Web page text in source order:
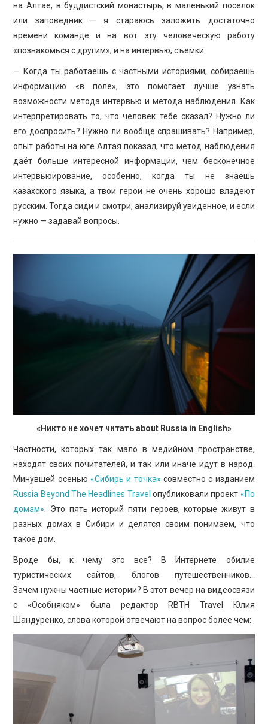
на Алтае, в буддистский монастырь, в маленький поселок
или заповедник — я стараюсь заложить достаточно
времени команде и на вот эту человеческую работу
«познакомься с другим», и на интервью, съемки.
— Когда ты работаешь с частными историями, собираешь
информацию «в поле», это помогает лучше узнать
возможности метода интервью и метода наблюдения. Как
интерпретировать то, что человек тебе сказал? Нужно ли
его доспросить? Нужно ли вообще спрашивать? Например,
опыт работы на юге Алтая показал, что метод наблюдения
даёт больше интересной информации, чем бесконечное
интервьюирование, особенно, когда ты не знаешь
казахского языка, а твои герои не очень хорошо владеют
русским. Тогда сиди и смотри, анализируй увиденное, и если
нужно — задавай вопросы.
«Никто нехочет читатьabout Russia in English»
Частности, которых так мало в медийном пространстве,
находят своих почитателей, и так или иначе идут в народ.
Минувшей осенью«Сибирь и точка» совместно с изданием
Russia Beyond The Headlines Travel опубликовали проект «По
домам» . Это пять историй пяти героев, которые живут в
разных домах в Сибири и делятся своим понимаем, что
такое дом.
Вроде бы, к чему это все? В Интернете обилие
туристических сайтов, блогов путешественников…
Зачем нужны частные истории? В этот вечер на видеосвязи
с «Особняком» была редактор RBTH Travel Юлия
Шандуренко, слова которой отвечают на вопрос более чем: